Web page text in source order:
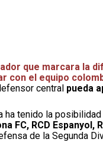
que marcara la
con el equipo
central pueda
tenido la
FC, RCD Espanyol,
de la Segunda